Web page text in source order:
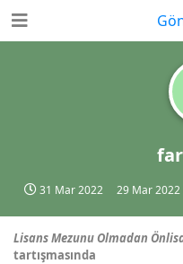
31 Mar 2022 29 Mar 2022
Lisans Mezunu Olmadan
tartışmasında